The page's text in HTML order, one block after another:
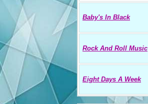
Baby's In Black
Rock And Roll Music
Eight Days A Week